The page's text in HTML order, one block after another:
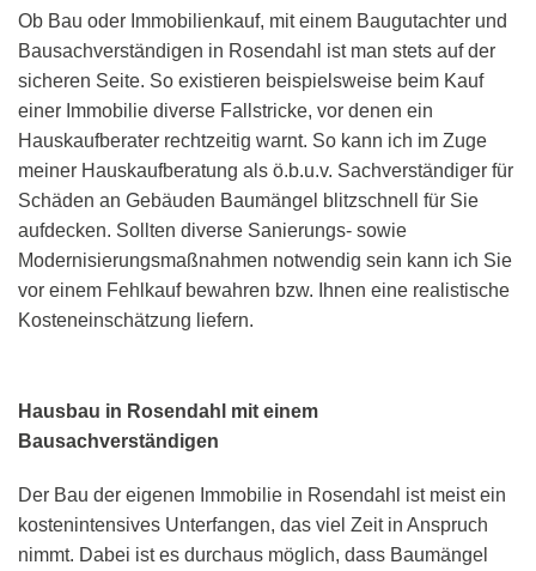
Ob Bau oder Immobilienkauf, mit einem Baugutachter und
Bausachverständigen in Rosendahl ist man stets auf der
sicheren Seite. So existieren beispielsweise beim Kauf
einer Immobilie diverse Fallstricke, vor denen ein
Hauskaufberater rechtzeitig warnt. So kann ich im Zuge
meiner Hauskaufberatung als ö.b.u.v. Sachverständiger für
Schäden an Gebäuden Baumängel blitzschnell für Sie
aufdecken. Sollten diverse Sanierungs- sowie
Modernisierungsmaßnahmen notwendig sein kann ich Sie
vor einem Fehlkauf bewahren bzw. Ihnen eine realistische
Kosteneinschätzung liefern.
Hausbau in Rosendahl mit einem
Bausachverständigen
Der Bau der eigenen Immobilie in Rosendahl ist meist ein
kostenintensives Unterfangen, das viel Zeit in Anspruch
nimmt. Dabei ist es durchaus möglich, dass Baumängel